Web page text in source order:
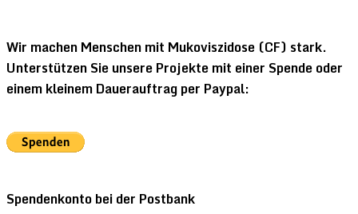
Wir machen Menschen mit Mukoviszidose (CF) stark.
Unterstützen Sie unsere Projekte mit einer Spende oder
einem kleinem Dauerauftrag per Paypal:
Spendenkonto bei der Postbank